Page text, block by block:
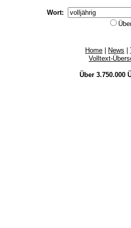
Wort:
Home News
Volltext-
Über 3.750.000